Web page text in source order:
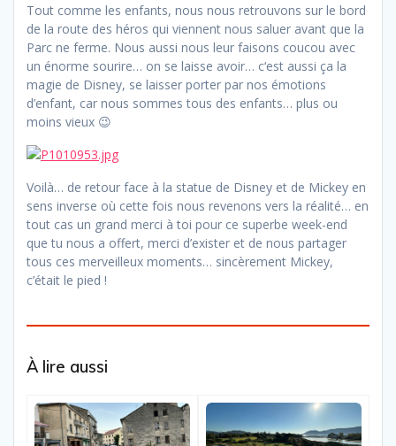
Tout comme les enfants, nous nous retrouvons sur le bord
de la route des héros qui viennent nous saluer avant que la
Parc ne ferme. Nous aussi nous leur faisons coucou avec
un énorme sourire… on se laisse avoir… c‘est aussi ça la
magie de Disney, se laisser porter par nos émotions
d’enfant, car nous sommes tous des enfants… plus ou
moins vieux 😉
Voilà… de retour face à la statue de Disney et de Mickey en
sens inverse où cette fois nous revenons vers la réalité… en
tout cas un grand merci à toi pour ce superbe week-end
que tu nous a offert, merci d’exister et de nous partager
tous ces merveilleux moments… sincèrement Mickey,
c’était le pied !
À lire aussi